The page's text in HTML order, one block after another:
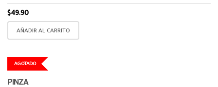
$49.90
AÑADIR AL CARRITO
AGOTADO
PINZA